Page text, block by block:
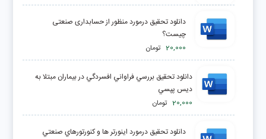
دانلود تحقیق درمورد منظور از حسابداری صنعتی
چیست؟
20,000 تومان
دانلود تحقیق بررسي فراواني افسردگي در بيماران مبتلا به
ديس پپسي
20,000 تومان
دانلود تحقیق درمورد اينورتر ها و کنورتورهاي صنعتي